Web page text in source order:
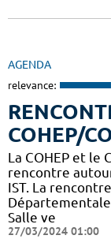
AGENDA
relevance:
COHEP/
La COHEP et le
rencontre
IST. La
Départementale
Salle ve
27/03/2024 01:00